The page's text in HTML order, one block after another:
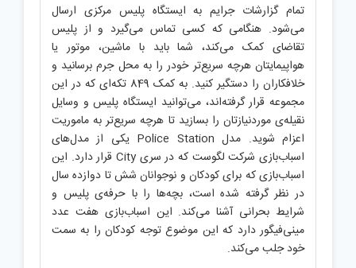
تمام گزارشات جرایم به ایستگاه پلیس مرکزی ارسال
می‌شود. هنگامی که کسی تماس می‌گیرد و از پلیس
تقاضای کمک می‌کند، شما باید با ماشین، موتور یا
هواپیمایتان هرچه سریع‌تر خودر را به محل جرم برسانید و
خلافکاران را دستگیر کنید. به کمک 849 تکه‌ای که در این
مجموعه قرار گرفته‌اند، می‌توانید ایستگاه پلیس و وسایل
نقیله‌ی موردنیازتان را بسازید تا هرچه سریع‌تر به ماموریت
اعزام شوید. مدل Police Station یکی از مدل‌های
اسباب‌بازی شرکت لگوست که در سری City قرار دارد. این
اسباب‌بازی که برای کودکان و نوجوانان شش تا دوازده سال
در نظر گرفته شده است، بچه‌ها را با حرفه‌ی پلیس و
شرایط بحرانی آشنا می‌کند. این اسباب‌بازی هفت عدد
مینی‌فیگور دارد که این موضوع توجه کودکان را به سمت
خود جلب می‌کند.